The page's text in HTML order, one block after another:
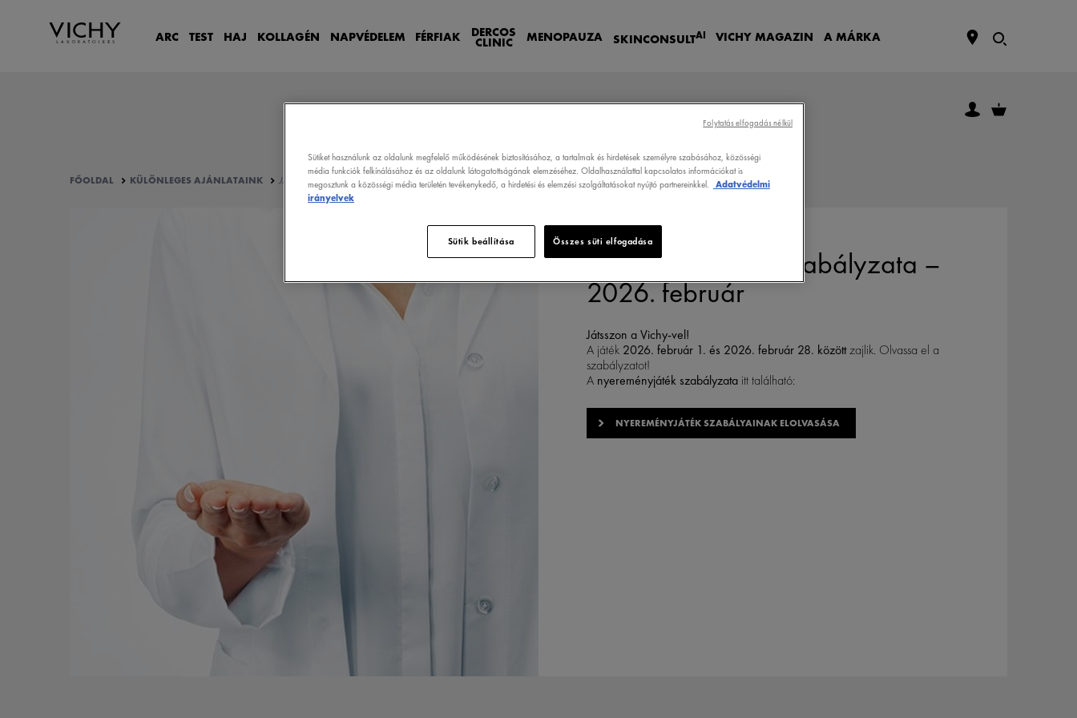
ARC TEST HAJ KOLLAGÉN NAPVÉDELEM FÉRFIAK DERCOS
CLINIC MENOPAUZA SKINCONSULTAI VICHY MAGAZIN A MÁRKA
FŐOLDAL KÜLÖNLEGES AJÁNLATAINK JÁTÉKSZABÁLYZAT – 2026. FEBRUÁR
Nyereményjáték szabályzata –
2026. február
Játsszon a Vichy-vel!
A játék 2026. február 1. és 2026. február 28. közöttzajlik. Olvassa el a
szabályzatot!
A nyereményjáték szabályzataitt található:
NYEREMÉNYJÁTÉK SZABÁLYAINAK ELOLVASÁSA
Sütiket használunk az oldalunk megfelelő működésének biztosításához, a tartalmak és hirdetések személyre szabásához, közösségi
média funkciók felkínálásához és az oldalunk látogatottságának elemzéséhez. Oldalhasználattal kapcsolatos információkat is
megosztunk a közösségi média területén tevékenykedő, a hirdetési és elemzési szolgáltatásokat nyújtó partnereinkkel.
Adatvédelmi
irányelvek
Sütik beállítása Összes süti elfogadása
Folytatás elfogadás nélkül